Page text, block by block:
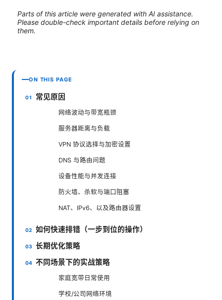
Parts of this article were generated with AI assistance.
Please double-check important details before relying on
them.
ON THIS PAGE
常见原因
网络波动与带宽瓶颈
服务器距离与负载
VPN 协议选择与加密设置
DNS 与路由问题
设备性能与并发连接
防火墙、杀软与端口阻塞
NAT、IPv6、以及路由器设置
如何快速排错（一步到位的操作）
长期优化策略
不同场景下的实战策略
家庭宽带日常使用
学校/公司网络环境